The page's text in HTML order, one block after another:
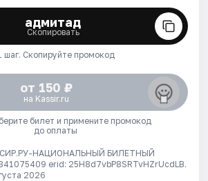
адмитад
Скопировать
шаг. Скопируйте промокод
от 150 ₽
на Kassir.ru
билет и примените промокод
до оплаты
НАЦИОНАЛЬНЫЙ БИЛЕТНЫЙ
erid: 25H8d7vbP8SRTvHZrUcdLB.
2026